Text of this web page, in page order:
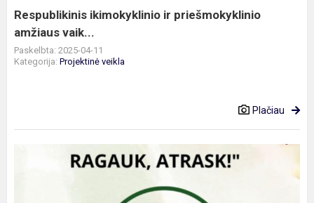
Respublikinis ikimokyklinio ir priešmokyklinio
amžiaus vaik...
Paskelbta: 2025-04-11
Kategorija: Projektinė veikla
Plačiau